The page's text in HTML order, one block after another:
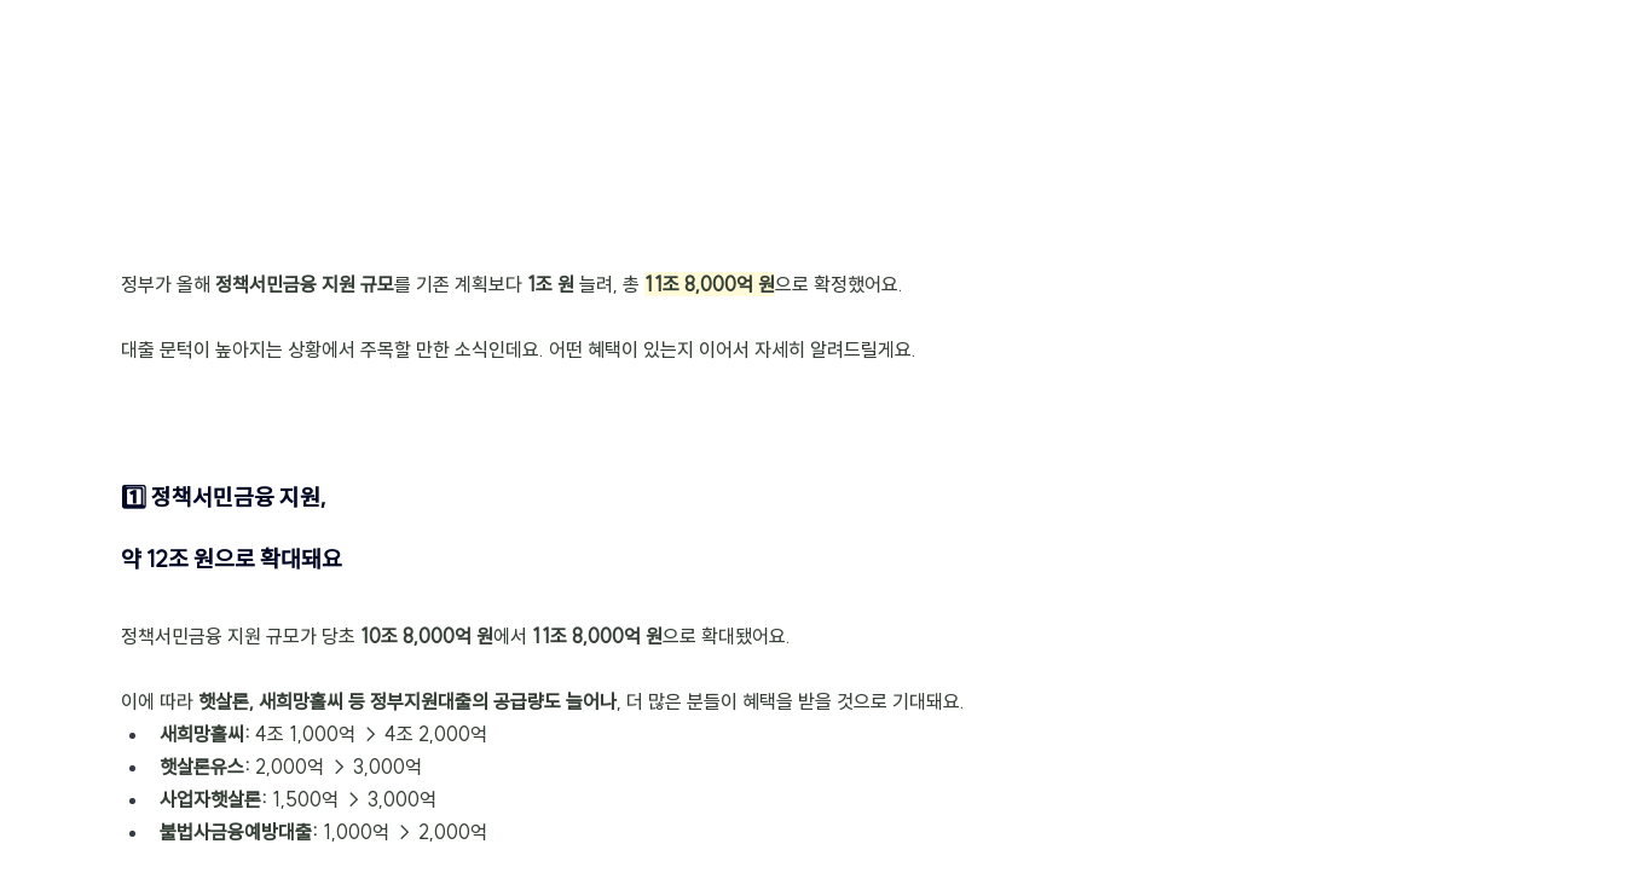
정부가 올해 정책서민금융 지원 규모를 기존 계획보다 1조 원 늘려, 총 11조 8,000억 원으로 확정했어요.
대출 문턱이 높아지는 상황에서 주목할 만한 소식인데요. 어떤 혜택이 있는지 이어서 자세히 알려드릴게요.
1️⃣ 정책서민금융 지원,
약 12조 원으로 확대돼요
정책서민금융 지원 규모가 당초 10조 8,000억 원에서 11조 8,000억 원으로 확대됐어요.
이에 따라 햇살론, 새희망홀씨 등 정부지원대출의 공급량도 늘어나, 더 많은 분들이 혜택을 받을 것으로 기대돼요.
새희망홀씨: 4조 1,000억 → 4조 2,000억
햇살론유스: 2,000억 → 3,000억
사업자햇살론: 1,500억 → 3,000억
불법사금융예방대출: 1,000억 → 2,000억